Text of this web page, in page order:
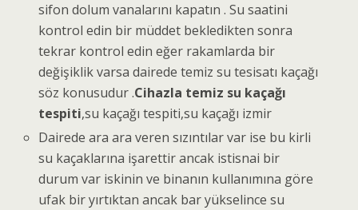
sifon dolum vanalarını kapatın . Su saatini
kontrol edin bir müddet bekledikten sonra
tekrar kontrol edin eğer rakamlarda bir
değişiklik varsa dairede temiz su tesisatı kaçağı
söz konusudur .Cihazla temiz su kaçağı
tespiti,su kaçağı tespiti,su kaçağı izmir
Dairede ara ara veren sızıntılar var ise bu kirli
su kaçaklarına işarettir ancak istisnai bir
durum var iskinin ve binanın kullanımına göre
ufak bir yırtıktan ancak bar yükselince su